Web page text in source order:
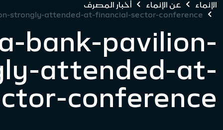
الإنماء عن الإنماء
أخبار المصرف
strongly-attended-at-financial-sector-conference
bank-pavilion-
attended-at-
conference